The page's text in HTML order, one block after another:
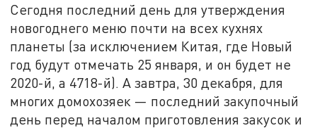
Сегодня последний день для утверждения
новогоднего меню почти на всех кухнях
планеты (за исключением Китая, где Новый
год будут отмечать 25 января, и он будет не
2020-й, а 4718-й). А завтра, 30 декабря, для
многих домохозяек — последний закупочный
день перед началом приготовления закусок и